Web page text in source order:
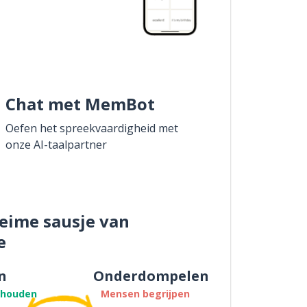
Chat met MemBot
Oefen het spreekvaardigheid met
onze AI-taalpartner
sausje van
Onderdompelen
Mensen begrijpen